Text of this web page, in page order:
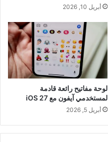
أبريل 10, 2026
لوحة مفاتيح رائعة قادمة
لمستخدمي آيفون مع iOS 27
أبريل 5, 2026